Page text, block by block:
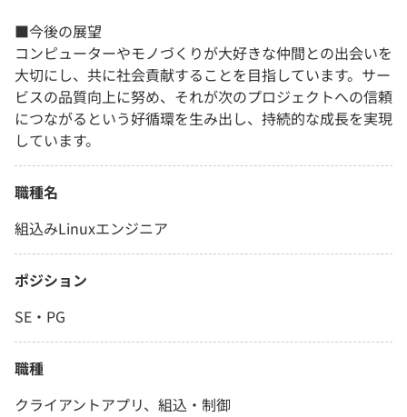
■今後の展望
コンピューターやモノづくりが大好きな仲間との出会いを
大切にし、共に社会貢献することを目指しています。サー
ビスの品質向上に努め、それが次のプロジェクトへの信頼
につながるという好循環を生み出し、持続的な成長を実現
しています。
職種名
組込みLinuxエンジニア
ポジション
SE・PG
職種
クライアントアプリ、組込・制御